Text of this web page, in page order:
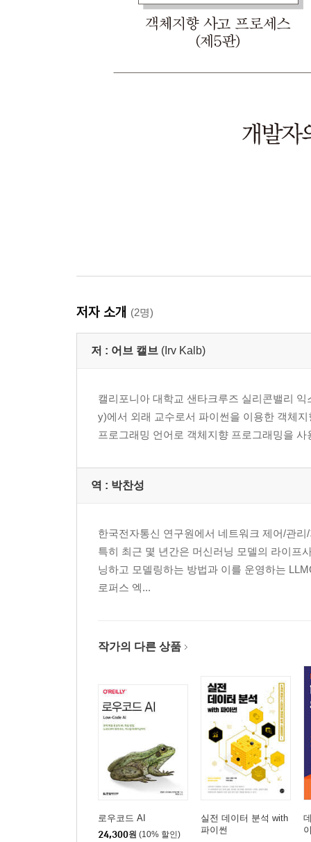
저자 소개 (2명)
저 : 어브 캘브 (Irv Kalb)
캘리포니아 대학교 샌타크루즈 실리콘밸리
y)에서 외래 교수로서 파이썬을 이용한 객체
프로그래밍 언어로 객체지향 프로그래밍을
역 : 박찬성
한국전자통신 연구원에서 네트워크 제어/관
특히 최근 몇 년간은 머신러닝 모델의 라이프
닝하고 모델링하는 방법과 이를 운영하는
로퍼스 엑...
작가의 다른 상품
로우코드 AI
24,300원 (10% 할인)
실전 데이터 분석 with
파이썬